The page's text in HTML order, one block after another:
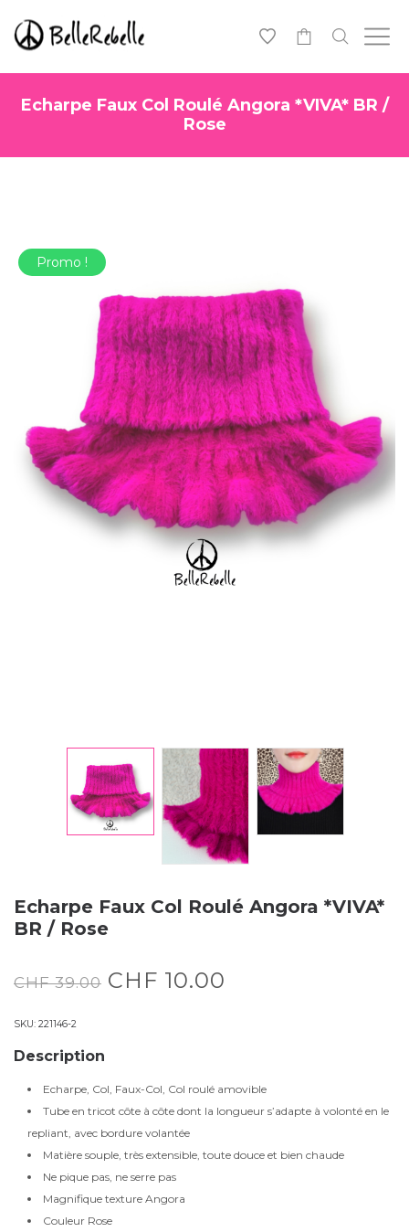
Echarpe Faux Col Roulé Angora *VIVA* BR /
Rose
Promo !
Echarpe Faux Col Roulé Angora *VIVA*
BR / Rose
CHF39.00 CHF 10.00
SKU: 221146-2
Description
Echarpe, Col, Faux-Col, Col roulé amovible
Tube en tricot côte à côte dont la longueur s’adapte à volonté en le
repliant, avec bordure volantée
Matière souple, très extensible, toute douce et bien chaude
Ne pique pas, ne serre pas
Magnifique texture Angora
Couleur Rose